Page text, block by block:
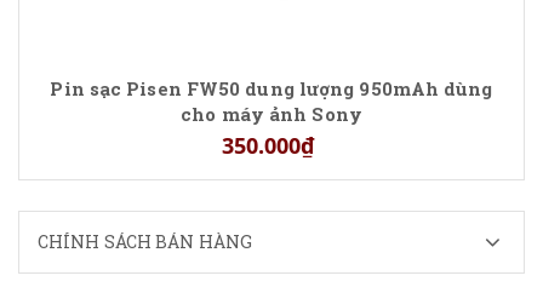
Pin sạc Pisen FW50 dung lượng 950mAh dùng
cho máy ảnh Sony
350.000₫
CHÍNH SÁCH BÁN HÀNG